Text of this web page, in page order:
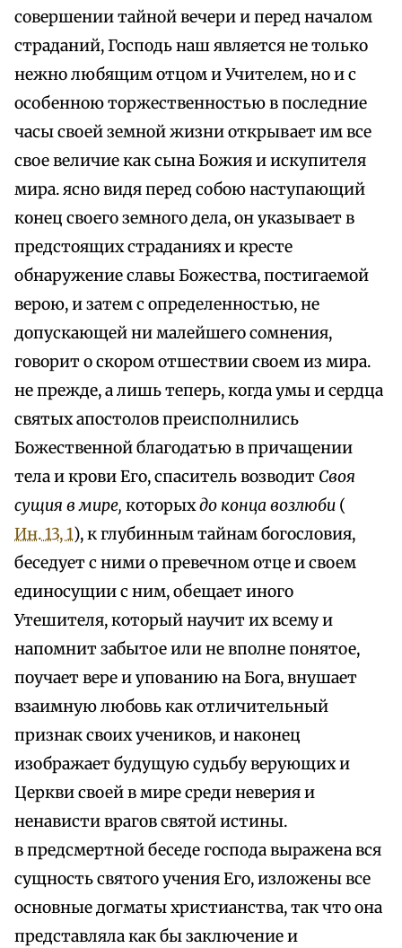
совершении тайной вечери и перед началом
страданий, Господь наш является не только
нежно любящим отцом и Учителем, но и с
особенною торжественностью в последние
часы своей земной жизни открывает им все
свое величие как сына Божия и искупителя
мира. ясно видя перед собою наступающий
конец своего земного дела, он указывает в
предстоящих страданиях и кресте
обнаружение славы Божества, постигаемой
верою, и затем с определенностью, не
допускающей ни малейшего сомнения,
говорит о скором отшествии своем из мира.
не прежде, а лишь теперь, когда умы и сердца
святых апостолов преисполнились
Божественной благодатью в причащении
тела и крови Его, спаситель возводит Своя
сущия в мире, которыхдо конца возлюби (
Ин. 13, 1), к глубинным тайнам богословия,
беседует с ними о превечном отце и своем
единосущии с ним, обещает иного
Утешителя, который научит их всему и
напомнит забытое или не вполне понятое,
поучает вере и упованию на Бога, внушает
взаимную любовь как отличительный
признак своих учеников, и наконец
изображает будущую судьбу верующих и
Церкви своей в мире среди неверия и
ненависти врагов святой истины.
в предсмертной беседе господа выражена вся
сущность святого учения Его, изложены все
основные догматы христианства, так что она
представляла как бы заключение и